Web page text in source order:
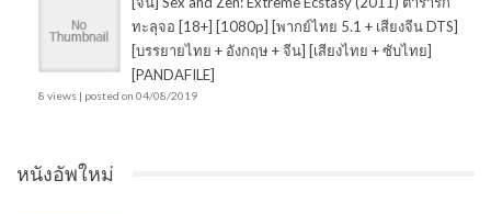
ทะลุจอ [18+] [1080p] [พากย์ไทย 5.1 + เสียงจีน DTS]
[บรรยายไทย + อังกฤษ + จีน] [เสียงไทย + ซับไทย]
[PANDAFILE]
8 views | posted on 04/08/2019
หนังอัพใหม่